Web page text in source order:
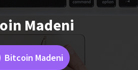
Madeni
Bitcoin Madeni